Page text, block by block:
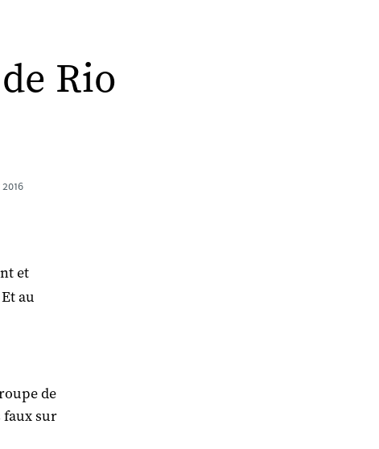
Rio
et
au
de
faux sur